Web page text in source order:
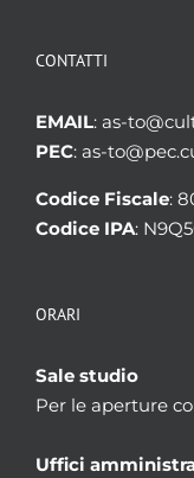
CONTATTI
EMAIL: as-
PEC: as-
Codice Fiscale:
Codice IPA:
ORARI
Sale studio
Per le aperture
Uffici